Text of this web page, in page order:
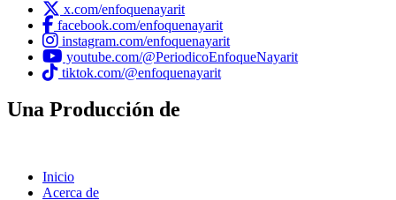
x.com/enfoquenayarit
facebook.com/enfoquenayarit
instagram.com/enfoquenayarit
youtube.com/@PeriodicoEnfoqueNayarit
tiktok.com/@enfoquenayarit
Una Producción de
Inicio
Acerca de